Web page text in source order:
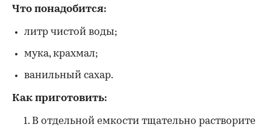
Что понадобится:
литр чистой воды;
мука, крахмал;
ванильный сахар.
Как приготовить:
В отдельной емкости тщательно растворите